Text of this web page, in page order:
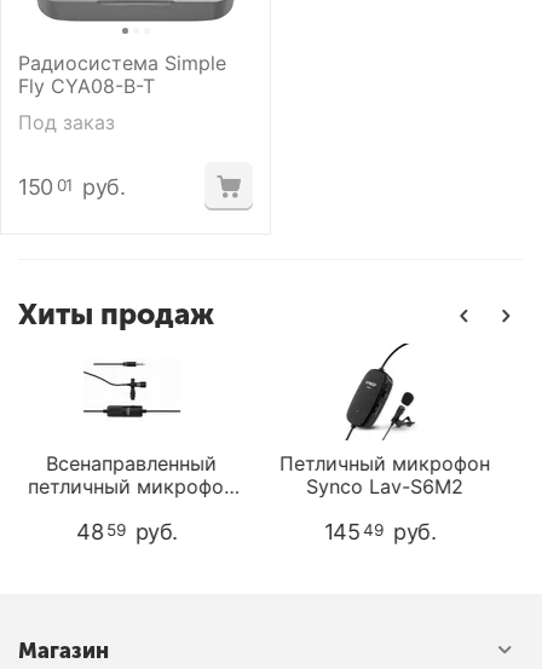
Радиосистема Simple
Fly CYA08-B-T
Под заказ
150 01 руб.
Хиты продаж
Всенаправленный
петличный микрофон
4859 руб.
Петличный микрофон
Synco Lav-S6M2
145 49 руб.
Магазин